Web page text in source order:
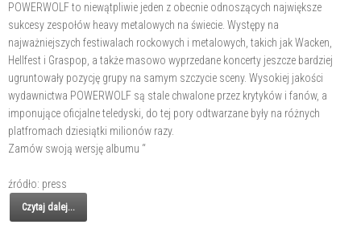
POWERWOLF to niewątpliwie jeden z obecnie odnoszących największe
sukcesy zespołów heavy metalowych na świecie. Występy na
najważniejszych festiwalach rockowych i metalowych, takich jak Wacken,
Hellfest i Graspop, a także masowo wyprzedane koncerty jeszcze bardziej
ugruntowały pozycję grupy na samym szczycie sceny. Wysokiej jakości
wydawnictwa POWERWOLF są stale chwalone przez krytyków i fanów, a
imponujące oficjalne teledyski, do tej pory odtwarzane były na różnych
platfromach dziesiątki milionów razy.
Zamów swoją wersję albumu “
źródło: press
Czytaj dalej...